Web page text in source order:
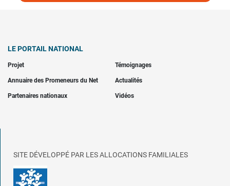
LE PORTAIL NATIONAL
Projet Témoignages
Annuaire des Promeneurs du Net Actualités
Partenaires nationaux Vidéos
SITE DÉVELOPPÉ PAR LES ALLOCATIONS FAMILIALES